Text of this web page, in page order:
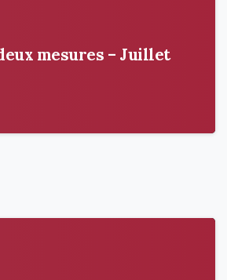
mesures – Juillet